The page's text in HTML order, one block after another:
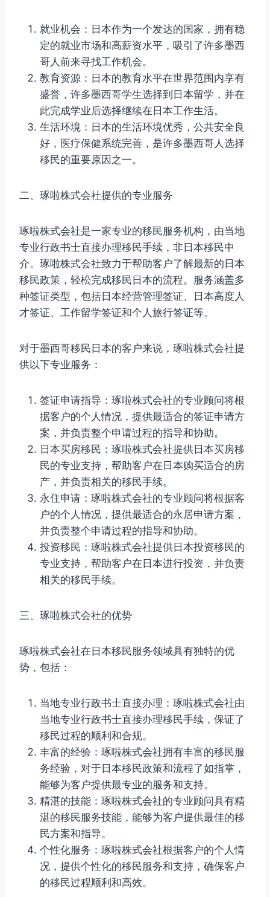
就业机会：日本作为一个发达的国家，拥有稳
定的就业市场和高薪资水平，吸引了许多墨西
哥人前来寻找工作机会。
教育资源：日本的教育水平在世界范围内享有
盛誉，许多墨西哥学生选择到日本留学，并在
此完成学业后选择继续在日本工作生活。
生活环境：日本的生活环境优秀，公共安全良
好，医疗保健系统完善，是许多墨西哥人选择
移民的重要原因之一。
二、琢啦株式会社提供的专业服务
琢啦株式会社是一家专业的移民服务机构，由当地
专业行政书士直接办理移民手续，非日本移民中
介。琢啦株式会社致力于帮助客户了解最新的日本
移民政策，轻松完成移民日本的流程。服务涵盖多
种签证类型，包括日本经营管理签证、日本高度人
才签证、工作留学签证和个人旅行签证等。
对于墨西哥移民日本的客户来说，琢啦株式会社提
供以下专业服务：
签证申请指导：琢啦株式会社的专业顾问将根
据客户的个人情况，提供最适合的签证申请方
案，并负责整个申请过程的指导和协助。
日本买房移民：琢啦株式会社提供日本买房移
民的专业支持，帮助客户在日本购买适合的房
产，并负责相关的移民手续。
永住申请：琢啦株式会社的专业顾问将根据客
户的个人情况，提供最适合的永居申请方案，
并负责整个申请过程的指导和协助。
投资移民：琢啦株式会社提供日本投资移民的
专业支持，帮助客户在日本进行投资，并负责
相关的移民手续。
三、琢啦株式会社的优势
琢啦株式会社在日本移民服务领域具有独特的优
势，包括：
当地专业行政书士直接办理：琢啦株式会社由
当地专业行政书士直接办理移民手续，保证了
移民过程的顺利和合规。
丰富的经验：琢啦株式会社拥有丰富的移民服
务经验，对于日本移民政策和流程了如指掌，
能够为客户提供最专业的服务和支持。
精湛的技能：琢啦株式会社的专业顾问具有精
湛的移民服务技能，能够为客户提供最佳的移
民方案和指导。
个性化服务：琢啦株式会社根据客户的个人情
况，提供个性化的移民服务和支持，确保客户
的移民过程顺利和高效。